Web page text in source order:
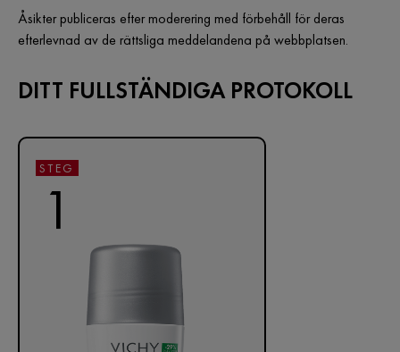
Åsikter publiceras efter moderering med förbehåll för deras
efterlevnad av de rättsliga meddelandena på webbplatsen.
DITT FULLSTÄNDIGA PROTOKOLL
STEG
1